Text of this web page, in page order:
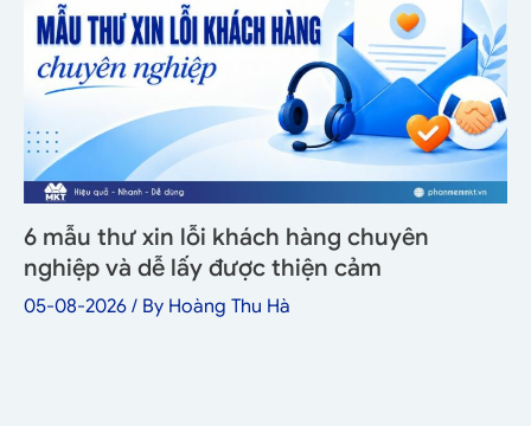
6 mẫu thư xin lỗi khách hàng chuyên
nghiệp và dễ lấy được thiện cảm
05-08-2026 / By Hoàng Thu Hà